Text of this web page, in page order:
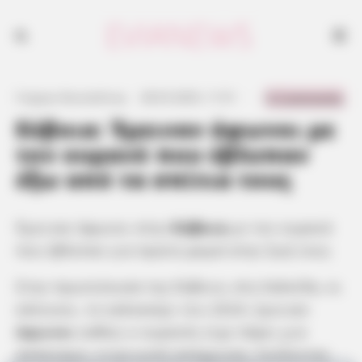
Εύβοια: Έμειναν άφωνοι με
τον ουρανό που έβλεπαν
έξω από τα σπίτια τους
Εύβοια
άφωνοι
απόκοσμη, κιτρινωπή απόχρωση, λούζοντας